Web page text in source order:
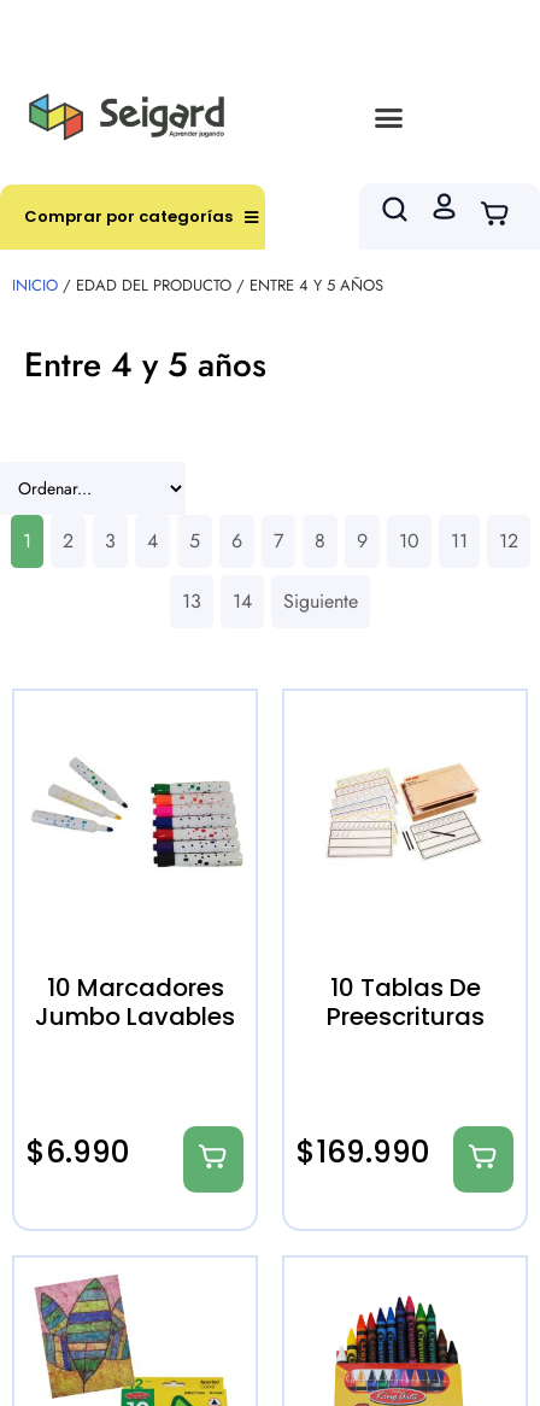
Comprar por categorías
INICIO / EDAD DEL PRODUCTO / ENTRE 4 Y 5 AÑOS
Entre 4 y 5 años
1 2 3 4 5 6 7 8 9 10 11 12
13 14 Siguiente
10 Marcadores
Jumbo Lavables
$6.990
10 Tablas De
Preescrituras
$169.990